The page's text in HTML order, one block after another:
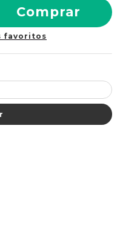
Comprar